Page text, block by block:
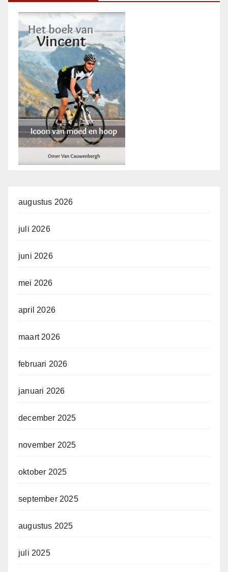
augustus 2026
juli 2026
juni 2026
mei 2026
april 2026
maart 2026
februari 2026
januari 2026
december 2025
november 2025
oktober 2025
september 2025
augustus 2025
juli 2025